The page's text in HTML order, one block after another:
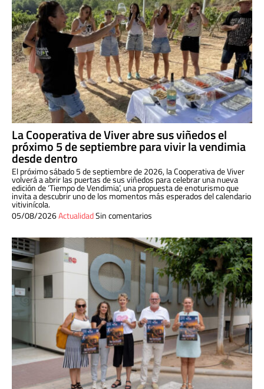
La Cooperativa de Viver abre sus viñedos el
próximo 5 de septiembre para vivir la vendimia
desde dentro
El próximo sábado 5 de septiembre de 2026, la Cooperativa de Viver
volverá a abrir las puertas de sus viñedos para celebrar una nueva
edición de ‘Tiempo de Vendimia’, una propuesta de enoturismo que
invita a descubrir uno de los momentos más esperados del calendario
vitivinícola.
05/08/2026ActualidadSin comentarios